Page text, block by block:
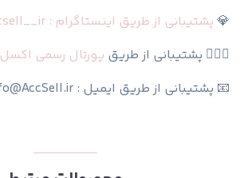
💎 پشتیبانی از طریق اینستاگرام : accsell__ir
🙆🏻‍♀️ پشتیبانی از طریق پورتال رسمی اکسل
📧 پشتیبانی از طریق ایمیل : Info@AccSell.ir